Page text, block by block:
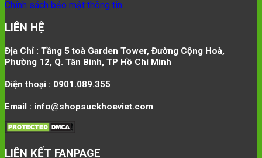
Chính sách bảo mật thông tin
LIÊN HỆ
Địa Chỉ : Tầng 5 toà Garden Tower, Đường Cộng Hoà,
Phường 12, Q. Tân Bình, TP Hồ Chí Minh
Điện thoại : 0901.089.355
Email : info@shopsuckhoeviet.com
LIÊN KẾT FANPAGE